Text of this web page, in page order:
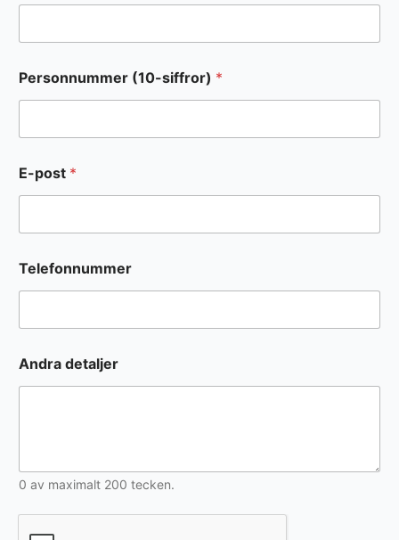
Personnummer (10-siffror) *
E-post *
Telefonnummer
Andra detaljer
0 av maximalt 200 tecken.